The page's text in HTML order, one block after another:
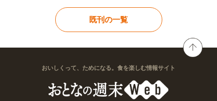
既刊の一覧
おいしくって、ためになる。食を楽しむ情報サイト